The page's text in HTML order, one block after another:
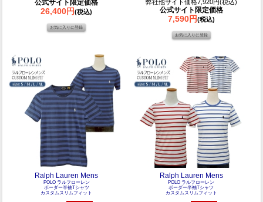
公式サイト限定価格
26,400円(税込)
弊社他サイト価格7,920円(税込)
公式サイト限定価格
7,590円(税込)
Ralph Lauren Mens
POLO ラルフローレン
ボーダー半袖Tシャツ
カスタムスリムフィット
Ralph Lauren Mens
POLO ラルフローレン
ボーダー半袖Tシャツ
カスタムスリムフィット